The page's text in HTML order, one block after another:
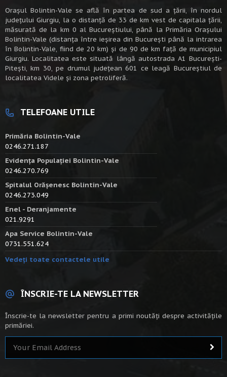
Oraşul Bolintin-Vale se află în partea de sud a ţării, în nordul
judeţului Giurgiu, la o distanţă de 33 de km vest de capitala țării,
măsurată de la km 0 al Bucureștiului, până la Primăria Orașului
Bolintin-Vale (distanța între ieșirea din București până la intrarea
în Bolintin-Vale, fiind de 20 km) şi de 90 de km faţă de municipiul
Giurgiu. Localitatea este situată lângă autostrada A1 Bucureşti-
Piteşti, km 30, pe drumul judeţean 601 ce leagă Bucureştiul de
localitatea Videle şi zona petroliferă.
TELEFOANE UTILE
Primăria Bolintin-Vale
0246.271.187
Evidența Populației Bolintin-Vale
0246.270.769
Spitalul Orășenesc Bolintin-Vale
0246.273.049
Enel - Deranjamente
021.9291
Apa Service Bolintin-Vale
0731.551.624
Vedeți toate contactele utile
ÎNSCRIE-TE LA NEWSLETTER
Înscrie-te la newsletter pentru a primi noutăți despre activitățile
primăriei.